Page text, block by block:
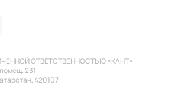
ОТВЕТСТВЕННОСТЬЮ «КАНТ»
231
420107